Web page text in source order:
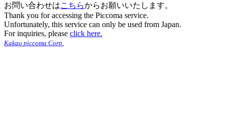
お問い合わせはこちらからお願いいたします。
Thank you for accessing the Piccoma service.
Unfortunately, this service can only be used from Japan.
For inquiries, please click here.
Kakao piccoma Corp.